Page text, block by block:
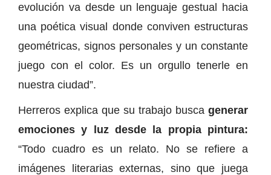
evolución va desde un lenguaje gestual hacia
una poética visual donde conviven estructuras
geométricas, signos personales y un constante
juego con el color. Es un orgullo tenerle en
nuestra ciudad”.
Herreros explica que su trabajo busca generar
emociones y luz desde la propia pintura:
“Todo cuadro es un relato. No se refiere a
imágenes literarias externas, sino que juega